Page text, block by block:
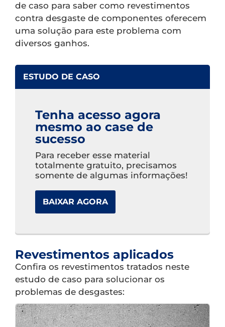
de caso para saber como revestimentos
contra desgaste de componentes oferecem
uma solução para este problema com
diversos ganhos.
ESTUDO DE CASO
Tenha acesso agora
mesmo ao case de
sucesso
Para receber esse material
totalmente gratuito, precisamos
somente de algumas informações!
BAIXAR AGORA
Revestimentos aplicados
Confira os revestimentos tratados neste
estudo de caso para solucionar os
problemas de desgastes: